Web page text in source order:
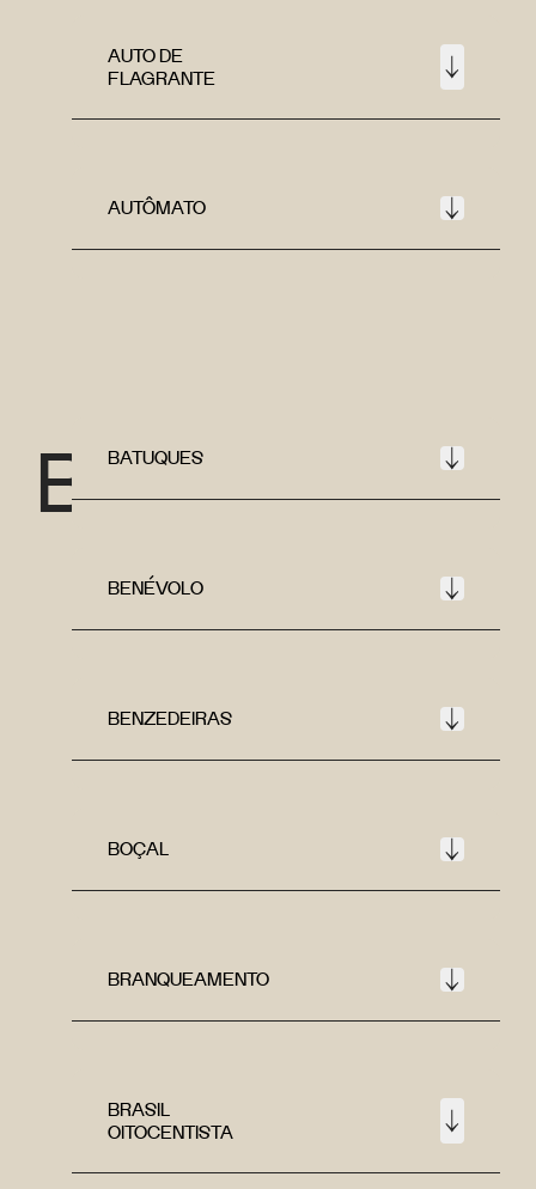
AUTO DE
FLAGRANTE
AUTÔMATO
B BATUQUES
BENÉVOLO
BENZEDEIRAS
BOÇAL
BRANQUEAMENTO
BRASIL
OITOCENTISTA